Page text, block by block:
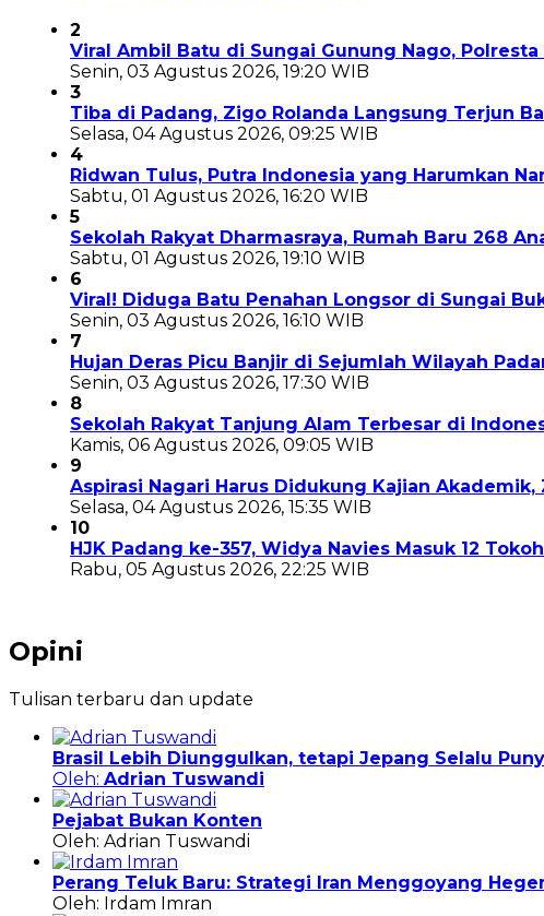
2
Viral Ambil Batu di Sungai Gunung Nago,
Senin, 03 Agustus 2026, 19:20 WIB
3
Tiba di Padang, Zigo Rolanda Langsung Terjun
Selasa, 04 Agustus 2026, 09:25 WIB
4
Ridwan Tulus, Putra Indonesia yang Harumkan
Sabtu, 01 Agustus 2026, 16:20 WIB
5
Sekolah Rakyat Dharmasraya, Rumah Baru 268
Sabtu, 01 Agustus 2026, 19:10 WIB
6
Viral! Diduga Batu Penahan Longsor di Sungai
Senin, 03 Agustus 2026, 16:10 WIB
7
Hujan Deras Picu Banjir di Sejumlah Wilayah
Senin, 03 Agustus 2026, 17:30 WIB
8
Sekolah Rakyat Tanjung Alam Terbesar di
Kamis, 06 Agustus 2026, 09:05 WIB
9
Aspirasi Nagari Harus Didukung Kajian
Selasa, 04 Agustus 2026, 15:35 WIB
10
HJK Padang ke-357, Widya Navies Masuk 12
Rabu, 05 Agustus 2026, 22:25 WIB
Opini
Tulisan terbaru dan update
Brasil Lebih Diunggulkan, tetapi Jepang Selalu
Oleh: Adrian Tuswandi
Pejabat Bukan Konten
Oleh: Adrian Tuswandi
Perang Teluk Baru: Strategi Iran Menggoyang
Oleh: Irdam Imran